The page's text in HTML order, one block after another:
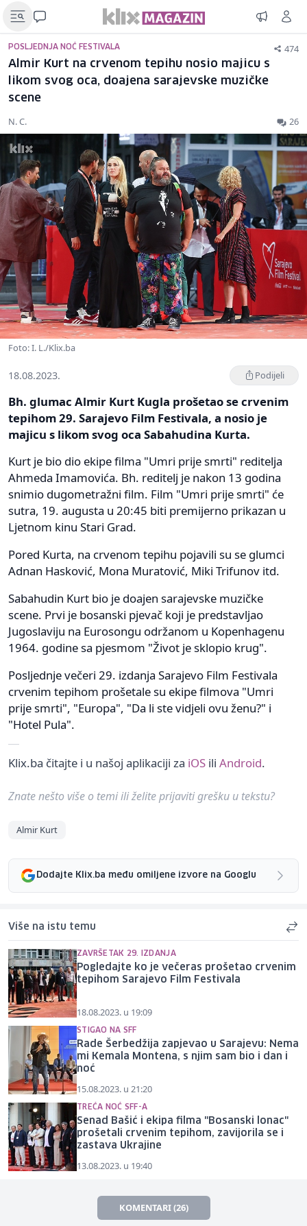
POSLJEDNJA NOĆ FESTIVALA 474
Almir Kurt na crvenom tepihu nosio majicu s
likom svog oca, doajena sarajevske muzičke
scene
N. C. 26
Foto: I. L./Klix.ba
18.08.2023. Podijeli
Bh. glumac Almir Kurt Kugla prošetao se crvenim
tepihom 29. Sarajevo Film Festivala, a nosio je
majicu s likom svog oca Sabahudina Kurta.
Kurt je bio dio ekipe filma "Umri prije smrti" reditelja
Ahmeda Imamovića. Bh. reditelj je nakon 13 godina
snimio dugometražni film. Film "Umri prije smrti" će
sutra, 19. augusta u 20:45 biti premijerno prikazan u
Ljetnom kinu Stari Grad.
Pored Kurta, na crvenom tepihu pojavili su se glumci
Adnan Hasković, Mona Muratović, Miki Trifunov itd.
Sabahudin Kurt bio je doajen sarajevske muzičke
scene. Prvi je bosanski pjevač koji je predstavljao
Jugoslaviju na Eurosongu održanom u Kopenhagenu
1964. godine sa pjesmom "Život je sklopio krug".
Posljednje večeri 29. izdanja Sarajevo Film Festivala
crvenim tepihom prošetale su ekipe filmova "Umri
prije smrti", "Europa", "Da li ste vidjeli ovu ženu?" i
"Hotel Pula".
Klix.ba čitajte i u našoj aplikaciji za iOS ili Android.
Znate nešto više o temi ili želite prijaviti grešku u tekstu?
Almir Kurt
Dodajte Klix.ba među omiljene izvore na Googlu
Više na istu temu
ZAVRŠETAK 29. IZDANJA
Pogledajte ko je večeras prošetao crvenim
tepihom Sarajevo Film Festivala
18.08.2023. u 19:09
STIGAO NA SFF
Rade Šerbedžija zapjevao u Sarajevu: Nema
mi Kemala Montena, s njim sam bio i dan i
noć
15.08.2023. u 21:20
TREĆA NOĆ SFF-A
Senad Bašić i ekipa filma "Bosanski lonac"
prošetali crvenim tepihom, zavijorila se i
zastava Ukrajine
13.08.2023. u 19:40
KOMENTARI (26)